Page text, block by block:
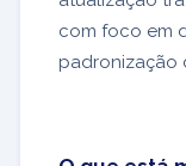
com foco em
padronização